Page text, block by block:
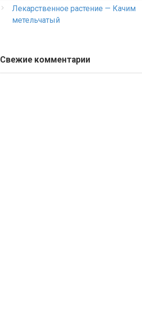
Лекарственное растение — Качим
метельчатый
Свежие комментарии